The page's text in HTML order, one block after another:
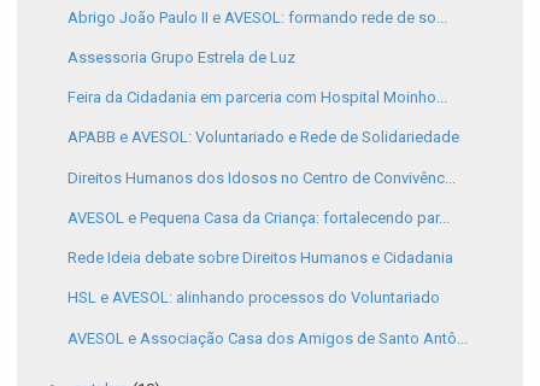
Abrigo João Paulo II e AVESOL: formando rede de so...
Assessoria Grupo Estrela de Luz
Feira da Cidadania em parceria com Hospital Moinho...
APABB e AVESOL: Voluntariado e Rede de Solidariedade
Direitos Humanos dos Idosos no Centro de Convivênc...
AVESOL e Pequena Casa da Criança: fortalecendo par...
Rede Ideia debate sobre Direitos Humanos e Cidadania
HSL e AVESOL: alinhando processos do Voluntariado
AVESOL e Associação Casa dos Amigos de Santo Antô...